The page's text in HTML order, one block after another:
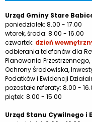
Urząd Gminy Stare
poniedziałek: 8.00 - 17.00
wtorek, środa: 8.00 - 16.00
czwartek: dzień
odbierania telefonów dla
Planowania
Ochrony Środowiska,
Podatków i Ewidencji
pozostałe referaty: 8.00 -
piątek: 8.00 - 15.00
Urząd Stanu Cywilnego i